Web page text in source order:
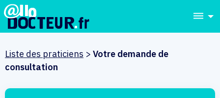
dehaze
Liste des praticiens > Votre demande de
consultation